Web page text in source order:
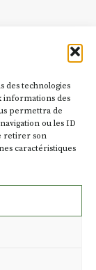
des technologies
informations des
permettra de
ou les ID
retirer son
caractéristiques
Le
espaces
de
Par
Cochon
en
2026
:Fumoir?
dans
du lieu.